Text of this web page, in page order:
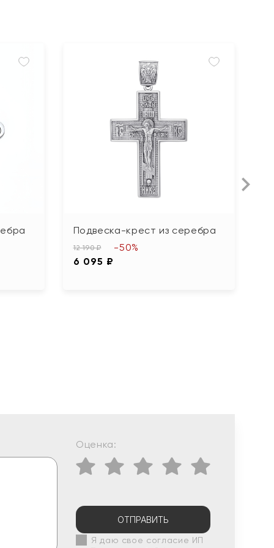
Подвеска-крест из серебра
12 190 ₽
6 095 ₽
-50%
Оценка:
ОТПРАВИТЬ
Я даю свое согласие ИП